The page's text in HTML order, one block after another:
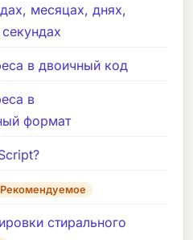
месяцах, днях,
в двоичный код
в
формат
Рекомендуемое
стирального